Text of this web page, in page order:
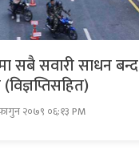
सबै सवारी साधन बन्द
२०७९ ०६:१३ PM